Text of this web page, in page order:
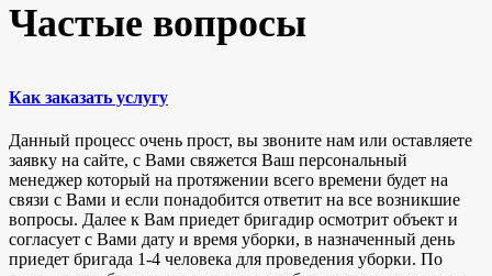
Частые вопросы
Как заказать услугу
Данный процесс очень прост, вы звоните нам или оставляете
заявку на сайте, с Вами свяжется Ваш персональный
менеджер который на протяжении всего времени будет на
связи с Вами и если понадобится ответит на все возникшие
вопросы. Далее к Вам приедет бригадир осмотрит объект и
согласует с Вами дату и время уборки, в назначенный день
приедет бригада 1-4 человека для проведения уборки. По